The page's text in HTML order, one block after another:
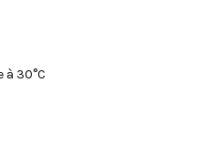
à 30°C